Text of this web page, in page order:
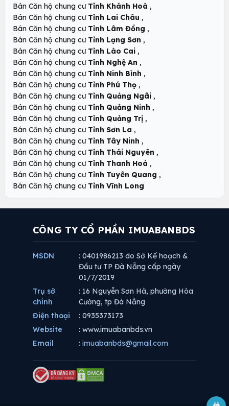
Bán Căn hộ chung cư Tỉnh Khánh Hoà ,
Bán Căn hộ chung cư Tỉnh Lai Châu ,
Bán Căn hộ chung cư Tỉnh Lâm Đồng ,
Bán Căn hộ chung cư Tỉnh Lạng Sơn ,
Bán Căn hộ chung cư Tỉnh Lào Cai ,
Bán Căn hộ chung cư Tỉnh Nghệ An ,
Bán Căn hộ chung cư Tỉnh Ninh Bình ,
Bán Căn hộ chung cư Tỉnh Phú Thọ ,
Bán Căn hộ chung cư Tỉnh Quảng Ngãi ,
Bán Căn hộ chung cư Tỉnh Quảng Ninh ,
Bán Căn hộ chung cư Tỉnh Quảng Trị ,
Bán Căn hộ chung cư Tỉnh Sơn La ,
Bán Căn hộ chung cư Tỉnh Tây Ninh ,
Bán Căn hộ chung cư Tỉnh Thái Nguyên ,
Bán Căn hộ chung cư Tỉnh Thanh Hoá ,
Bán Căn hộ chung cư Tỉnh Tuyên Quang ,
Bán Căn hộ chung cư Tỉnh Vĩnh Long
CÔNG TY CỔ PHẦN IMUABANBDS
MSDN
: 0401986213 do Sở Kế hoạch &
Đầu tư TP Đà Nẵng cấp ngày
01/7/2019
Trụ sở
chính
: 16 Nguyễn Sơn Hà, phường Hòa
Cường, tp Đà Nẵng
Điện thoại
: 0935373173
Website
: www.imuabanbds.vn
Email
: imuabanbds@gmail.com